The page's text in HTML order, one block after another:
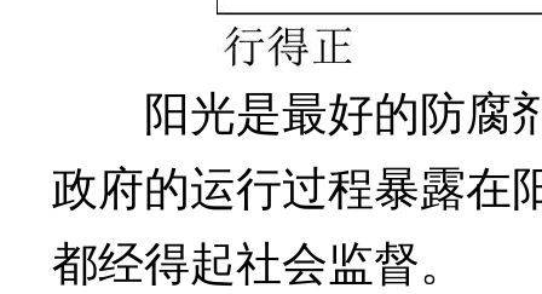
阳光是最好的防腐
政府的运行过程暴露在
都经得起社会监督。